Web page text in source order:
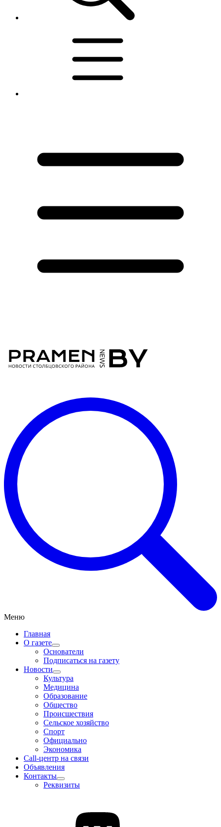
Меню
Главная
О газете
Основатели
Подписаться на газету
Новости
Культура
Медицина
Образование
Общество
Происшествия
Сельское хозяйство
Спорт
Официально
Экономика
Call-центр на связи
Объявления
Контакты
Реквизиты